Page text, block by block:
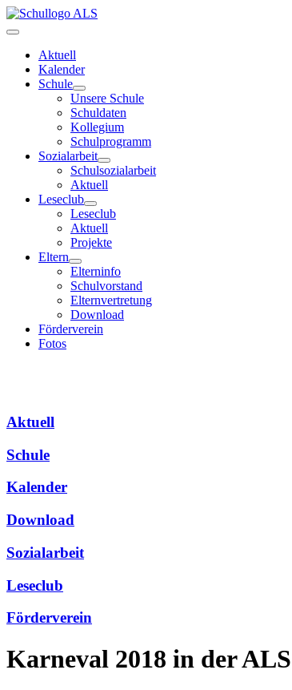
Aktuell
Kalender
Schule
Unsere Schule
Schuldaten
Kollegium
Schulprogramm
Sozialarbeit
Schulsozialarbeit
Aktuell
Leseclub
Leseclub
Aktuell
Projekte
Eltern
Elterninfo
Schulvorstand
Elternvertretung
Download
Förderverein
Fotos
Aktuell
Schule
Kalender
Download
Sozialarbeit
Leseclub
Förderverein
Karneval 2018 in der ALS